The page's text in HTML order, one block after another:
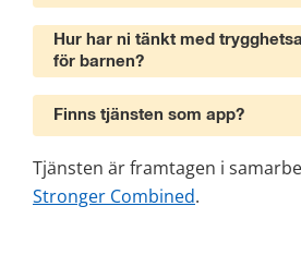
Hur har ni tänkt med
för barnen?
Finns tjänsten som app?
Stronger Combined.